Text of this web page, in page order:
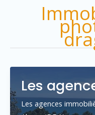
Les
Les agences